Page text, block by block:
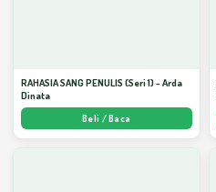
RAHASIA SANG PENULIS (Seri 1) - Arda
Dinata
Beli / Baca